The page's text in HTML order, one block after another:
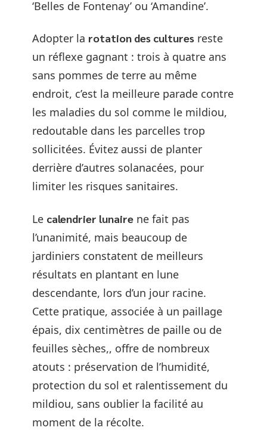
‘Belles de Fontenay’ ou ‘Amandine’.
Adopter la rotation des cultures reste
un réflexe gagnant : trois à quatre ans
sans pommes de terre au même
endroit, c’est la meilleure parade contre
les maladies du sol comme le mildiou,
redoutable dans les parcelles trop
sollicitées. Évitez aussi de planter
derrière d’autres solanacées, pour
limiter les risques sanitaires.
Le calendrier lunaire ne fait pas
l’unanimité, mais beaucoup de
jardiniers constatent de meilleurs
résultats en plantant en lune
descendante, lors d’un jour racine.
Cette pratique, associée à un paillage
épais, dix centimètres de paille ou de
feuilles sèches,, offre de nombreux
atouts : préservation de l’humidité,
protection du sol et ralentissement du
mildiou, sans oublier la facilité au
moment de la récolte.